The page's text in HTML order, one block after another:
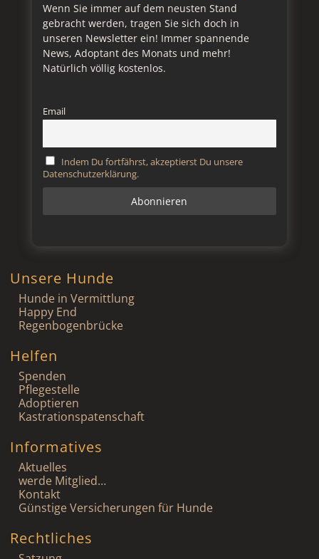
Wenn Sie immer auf dem neusten Stand
gebracht werden, tragen Sie sich doch in
unseren Newsletter ein! Immer spannende
News, Adoptant des Monats und mehr!
Natürlich völlig kostenlos.
Email
Indem Du fortfährst, akzeptierst Du unsere
Datenschutzerklärung.
Unsere Hunde
Hunde in Vermittlung
Happy End
Regenbogenbrücke
Helfen
Spenden
Pflegestelle
Adoptieren
Kastrationspatenschaft
Informatives
Aktuelles
werde Mitglied…
Kontakt
Günstige Versicherungen für Hunde
Rechtliches